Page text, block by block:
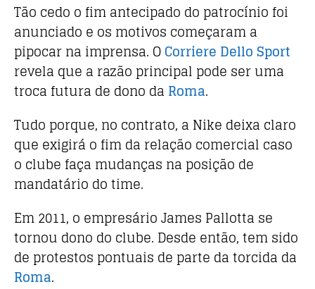
Tão cedo o fim antecipado do patrocínio foi
anunciado e os motivos começaram a
pipocar na imprensa. OCorriere Dello Sport
revela que a razão principal pode ser uma
troca futura de dono da Roma.
Tudo porque, no contrato, a Nike deixa claro
que exigirá o fim da relação comercial caso
o clube faça mudanças na posição de
mandatário do time.
Em 2011, o empresário James Pallotta se
tornou dono do clube. Desde então, tem sido
de protestos pontuais de parte da torcida da
Roma.